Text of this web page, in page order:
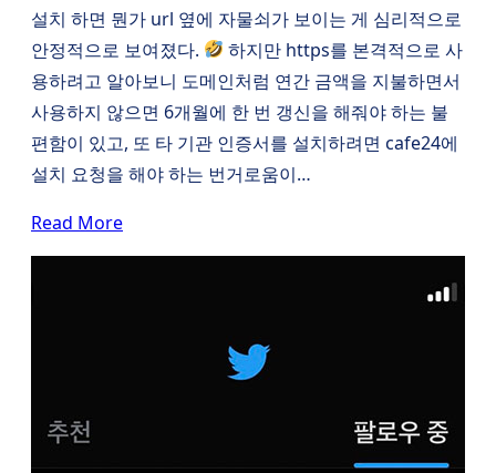
설치 하면 뭔가 url 옆에 자물쇠가 보이는 게 심리적으로
안정적으로 보여졌다.
하지만 https를 본격적으로 사
용하려고 알아보니 도메인처럼 연간 금액을 지불하면서
사용하지 않으면 6개월에 한 번 갱신을 해줘야 하는 불
편함이 있고, 또 타 기관 인증서를 설치하려면 cafe24에
설치 요청을 해야 하는 번거로움이…
Read More